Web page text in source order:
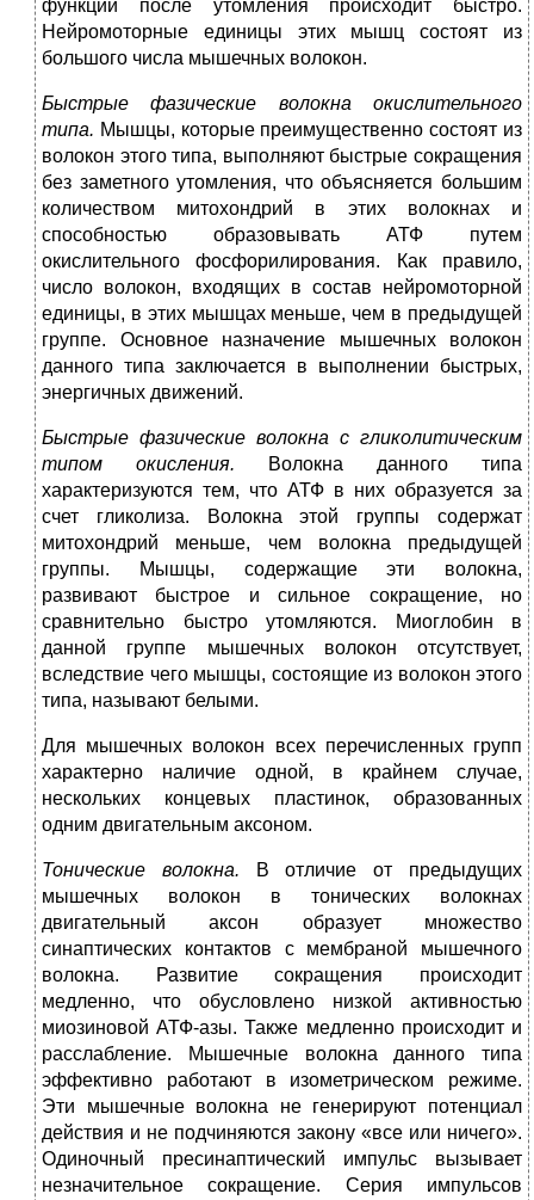
функции после утомления происходит быстро.
Нейромоторные единицы этих мышц состоят из
большого числа мышечных волокон.
Быстрые фазические волокна окислительного
типа. Мышцы, которые преимущественно состоят из
волокон этого типа, выполняют быстрые сокращения
без заметного утомления, что объясняется большим
количеством митохондрий в этих волокнах и
способностью образовывать АТФ путем
окислительного фосфорилирования. Как правило,
число волокон, входящих в состав нейромоторной
единицы, в этих мышцах меньше, чем в предыдущей
группе. Основное назначение мышечных волокон
данного типа заключается в выполнении быстрых,
энергичных движений.
Быстрые фазические волокна с гликолитическим
типом окисления. Волокна данного типа
характеризуются тем, что АТФ в них образуется за
счет гликолиза. Волокна этой группы содержат
митохондрий меньше, чем волокна предыдущей
группы. Мышцы, содержащие эти волокна,
развивают быстрое и сильное сокращение, но
сравнительно быстро утомляются. Миоглобин в
данной группе мышечных волокон отсутствует,
вследствие чего мышцы, состоящие из волокон этого
типа, называют белыми.
Для мышечных волокон всех перечисленных групп
характерно наличие одной, в крайнем случае,
нескольких концевых пластинок, образованных
одним двигательным аксоном.
Тонические волокна. В отличие от предыдущих
мышечных волокон в тонических волокнах
двигательный аксон образует множество
синаптических контактов с мембраной мышечного
волокна. Развитие сокращения происходит
медленно, что обусловлено низкой активностью
миозиновой АТФ-азы. Также медленно происходит и
расслабление. Мышечные волокна данного типа
эффективно работают в изометрическом режиме.
Эти мышечные волокна не генерируют потенциал
действия и не подчиняются закону «все или ничего».
Одиночный пресинаптический импульс вызывает
незначительное сокращение. Серия импульсов